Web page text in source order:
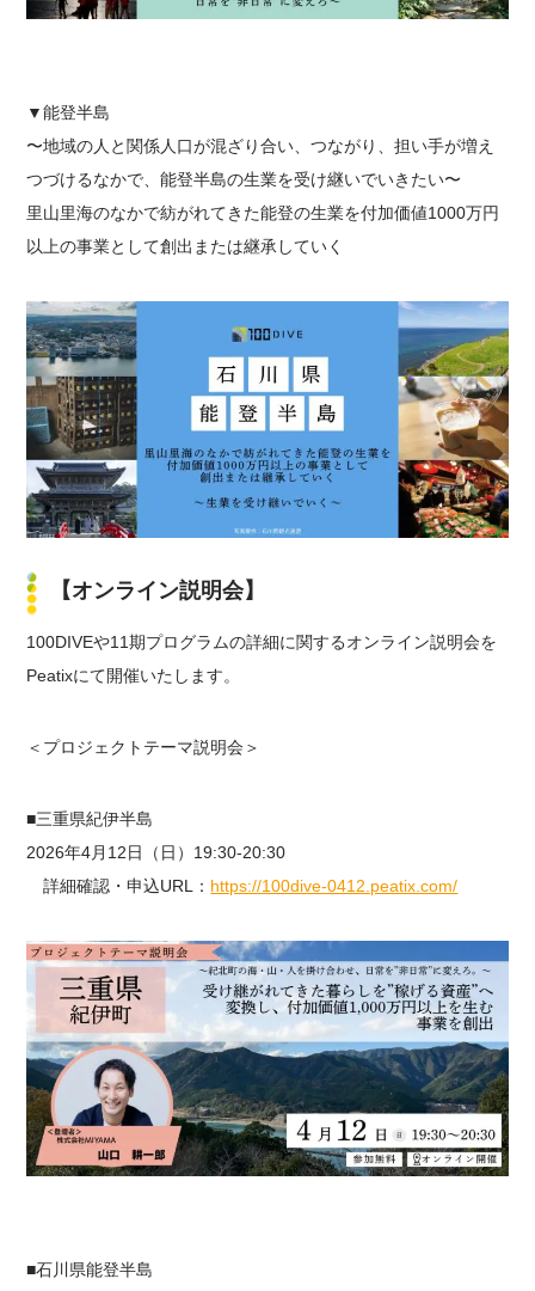
▼能登半島
〜地域の人と関係人口が混ざり合い、つながり、担い手が増え
つづけるなかで、能登半島の生業を受け継いでいきたい〜
里山里海のなかで紡がれてきた能登の生業を付加価値1000万円
以上の事業として創出または継承していく
【オンライン説明会】
100DIVEや11期プログラムの詳細に関するオンライン説明会を
Peatixにて開催いたします。
＜プロジェクトテーマ説明会＞
■三重県紀伊半島
2026年4月12日（日）19:30-20:30
詳細確認・申込URL： https://100dive-0412.peatix.com/
■石川県能登半島